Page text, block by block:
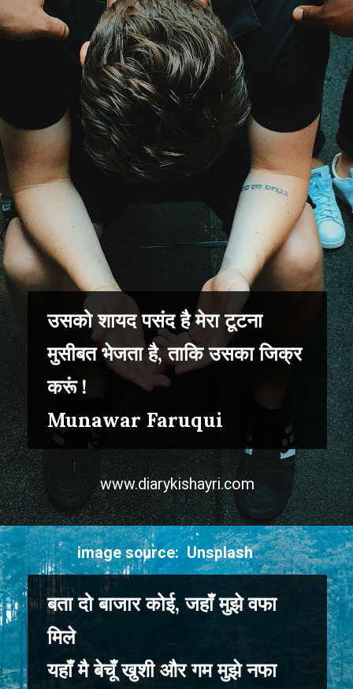
उसको शायद पसंद है मेरा टूटना
मुसीबत भेजता है, ताकि उसका जिक्र
करूं !
Munawar Faruqui
www.diarykishayri.com
बता दो बाजार कोई, जहाँ मुझे वफा
मिले
यहाँ मै बेचूँ खुशी और गम मुझे नफा
image source: Unsplash